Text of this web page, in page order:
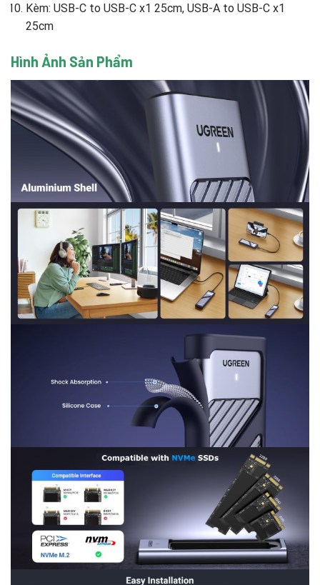
Kèm: USB-C to USB-C x1 25cm, USB-A to USB-C x1
25cm
Hình Ảnh Sản Phẩm